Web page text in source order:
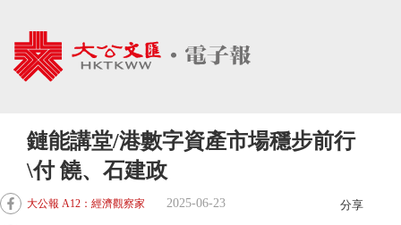
鏈能講堂/港數字資產市場穩步前行
\付 饒、石建政
大公報 A12：經濟觀察家 2025-06-23 分享